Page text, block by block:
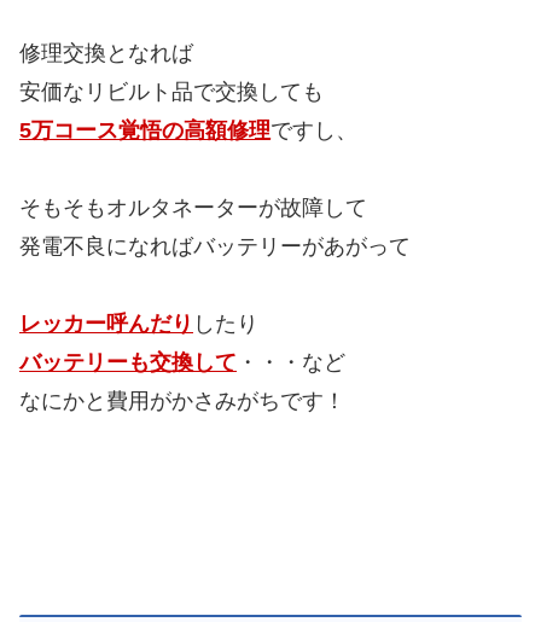
修理交換となれば
安価なリビルト品で交換しても
5万コース覚悟の高額修理ですし、
そもそもオルタネーターが故障して
発電不良になればバッテリーがあがって
レッカー呼んだり したり
バッテリーも交換して ・・・など
なにかと費用がかさみがちです！